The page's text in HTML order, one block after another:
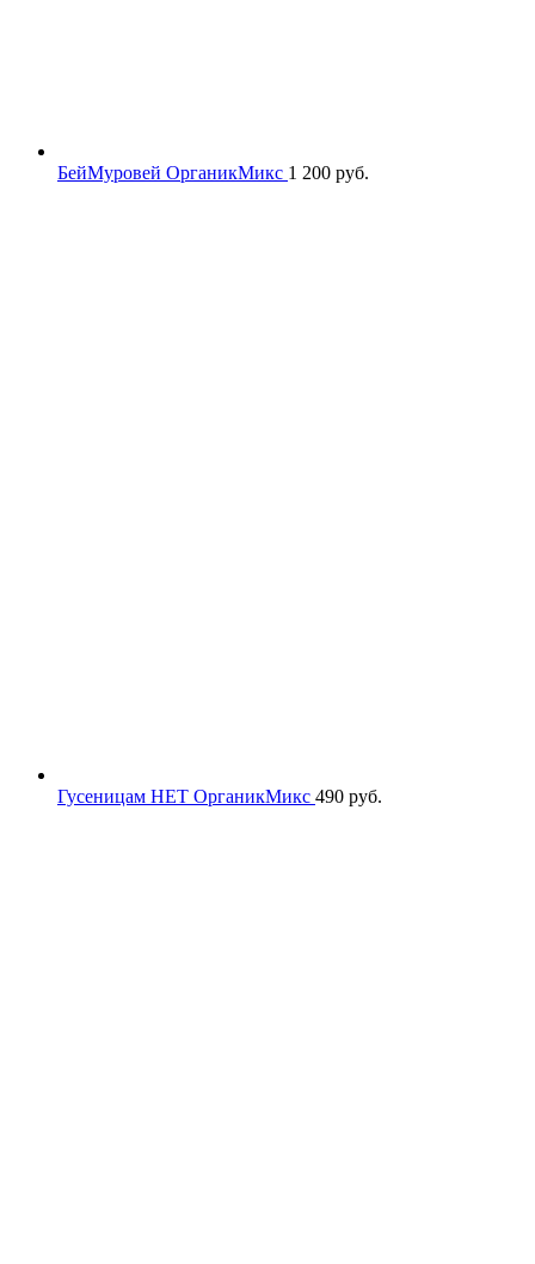
БейМуровей ОрганикМикс 1 200 руб.
Гусеницам НЕТ ОрганикМикс 490 руб.